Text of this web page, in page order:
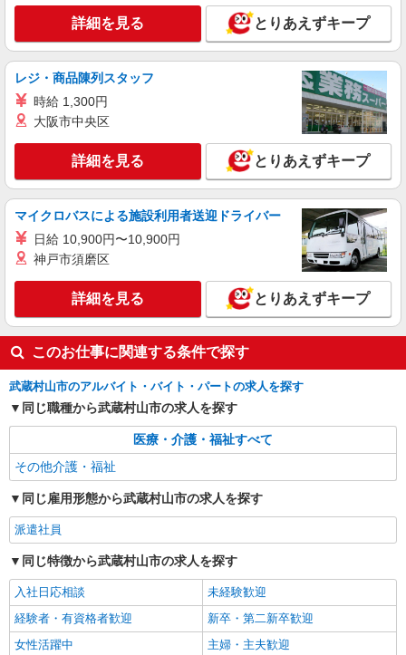
通費全支給(ガソリン代含む)＞
武蔵村山市
キープ 詳細を見る
職業紹介
株式会社kotrio /●SW-S-2159694
NEW
＜獨協大学前駅＞時給1550円〜！高齢者向け
住宅のパートSTAFF
時給1550円〜2312円 ＜交通費全支給(ガソリ
ン代含む)＞
武蔵村山市/武蔵砂川駅 車10分
詳細を見る
株式会社kotrio /●SW-S-2158336
NEW
玉川上水駅の就労支援施設♪補助業務＊未経
験でも月給24万円〜
【正社員】月給240,000〜400,000円 ・基本
給：200,000円〜220,000円 ・資格手当：10,000〜
30,000円 ・役職手当：10,000〜70,000円 ・処遇改
善手当：20,000〜60,000円（勤続年数、保有資格
により変動） ・固定残業手当：20,000円（10時
手当として別途支給 下記資格をお持ちの方歓迎 ・
認知症介護基礎研修 ・初任者研修 ・実務者研修
・介護福祉士 など
武蔵村山市
キープ
詳細を見る とりあえずキープ
レジ・商品陳列スタッフ
時給 1,300円
大阪市中央区
詳細を見る とりあえずキープ
マイクロバスによる施設利用者送迎ドライバー
日給 10,900円〜10,900円
神戸市須磨区
詳細を見る とりあえずキープ
このお仕事に関連する条件で探す
武蔵村山市のアルバイト・バイト・パートの求人を探す
同じ職種から武蔵村山市の求人を探す
医療・介護・福祉すべて
その他介護・福祉
同じ雇用形態から武蔵村山市の求人を探す
派遣社員
同じ特徴から武蔵村山市の求人を探す
入社日応相談
未経験歓迎
経験者・有資格者歓迎
新卒・第二新卒歓迎
女性活躍中
主婦・主夫歓迎